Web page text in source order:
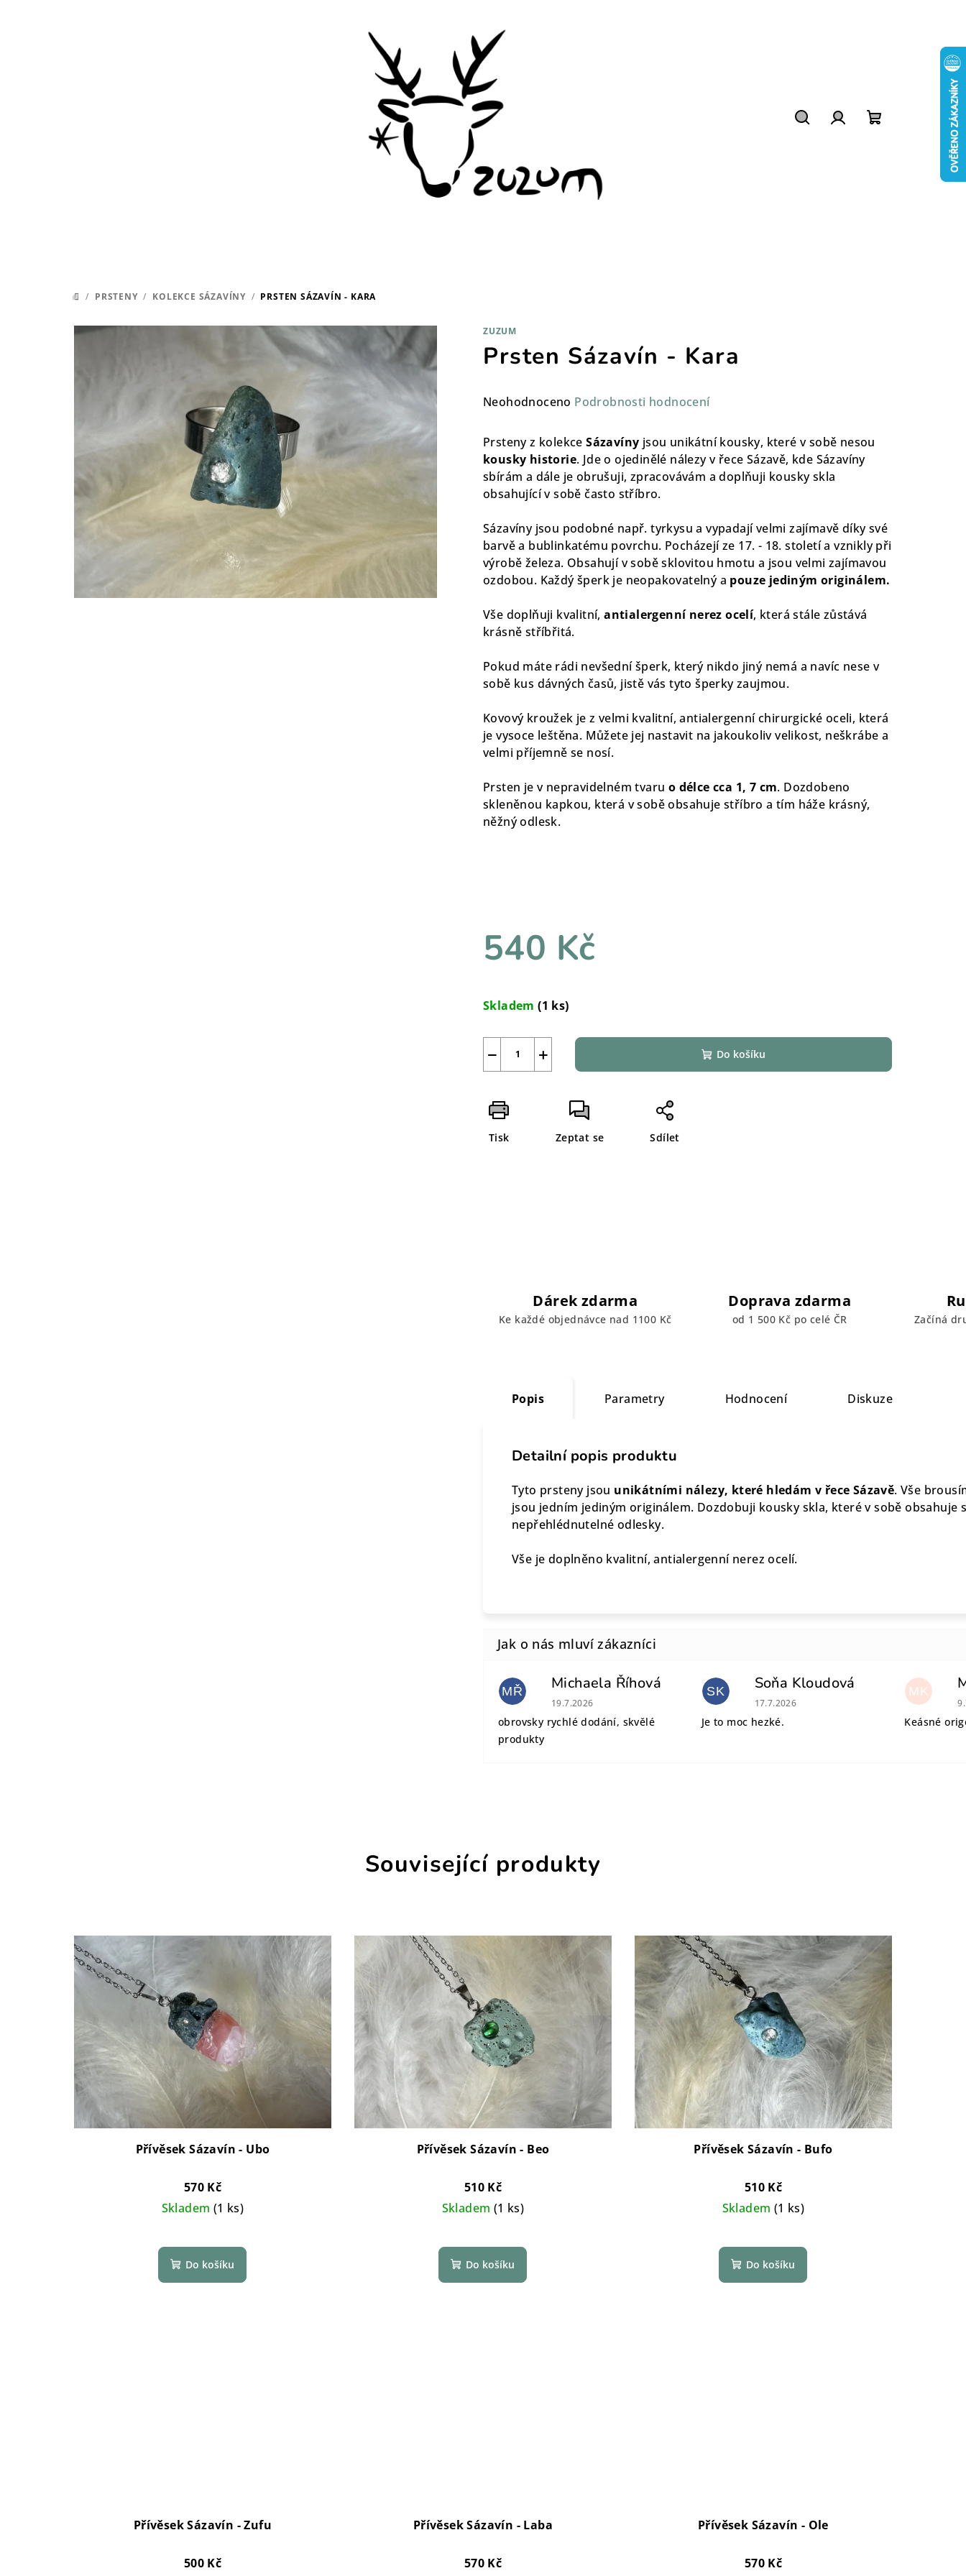
DOMŮ
/ PRSTENY / KOLEKCE SÁZAVÍNY / PRSTEN SÁZAVÍN - KARA
ZUZUM
Prsten Sázavín - Kara
Průměrné
produktu
je
0,0
hvězdiček.
Neohodnoceno Podrobnosti hodnocení
Prsteny z kolekce Sázavíny jsou unikátní kousky, které v sobě nesou
kousky historie. Jde o ojedinělé nálezy v řece Sázavě, kde Sázavíny
sbírám a dále je obrušuji, zpracovávám a doplňuji kousky skla
obsahující v sobě často stříbro.
Sázavíny jsou podobné např. tyrkysu a vypadají velmi zajímavě díky své
barvě a bublinkatému povrchu. Pocházejí ze 17. - 18. století a vznikly při
výrobě železa. Obsahují v sobě sklovitou hmotu a jsou velmi zajímavou
ozdobou. Každý šperk je neopakovatelný a pouze jediným originálem.
Vše doplňuji kvalitní,antialergenní nerez ocelí, která stále zůstává
krásně stříbřitá.
Pokud máte rádi nevšední šperk, který nikdo jiný nemá a navíc nese v
sobě kus dávných časů, jistě vás tyto šperky zaujmou.
Kovový kroužek je z velmi kvalitní, antialergenní chirurgické oceli, která
je vysoce leštěna. Můžete jej nastavit na jakoukoliv velikost, neškrábe a
velmi příjemně se nosí.
Prsten je v nepravidelném tvaru o délce cca 1, 7 cm. Dozdobeno
skleněnou kapkou, která v sobě obsahuje stříbro a tím háže krásný,
něžný odlesk.
540 Kč
cena:
Skladem(1 ks)
+
− Do košíku
Tisk Zeptat se Sdílet
Dárek zdarma
Ke každé objednávce nad 1100 Kč
Doprava zdarma
od 1 500 Kč po celé ČR Začíná
Popis Parametry Hodnocení Diskuze
Detailní popis produktu
Tyto prsteny jsou unikátními nálezy, které hledám v řece Sázavě. Vše
jsou jedním jediným originálem. Dozdobuji kousky skla, které v sobě
nepřehlédnutelné odlesky.
Vše je doplněno kvalitní, antialergenní nerez ocelí.
MŘ Michaela Říhová
Hodnocení obchodu je 5 z 5 hvězdiček.
19.7.2026
obrovsky rychlé dodání, skvělé
produkty
SK Soňa Kloudová
Hodnocení obchodu je 5 z 5 hvězdiček.
17.7.2026
Je to moc hezké.
MK
Keásné
Související produkty
Přívěsek Sázavín - Ubo
570 Kč
Skladem (1 ks)
Do košíku
Přívěsek Sázavín - Beo
510 Kč
Skladem (1 ks)
Do košíku
Přívěsek Sázavín - Bufo
510 Kč
Skladem (1 ks)
Do košíku
Přívěsek Sázavín - Zufu
500 Kč
Přívěsek Sázavín - Laba
570 Kč
Přívěsek Sázavín - Ole
570 Kč